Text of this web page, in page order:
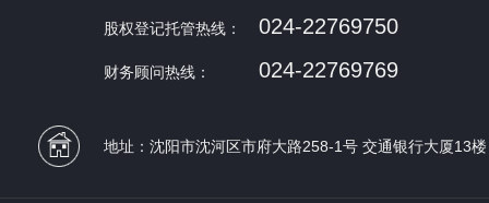
股权登记托管热线： 024-22769750
财务顾问热线： 024-22769769
地址：沈阳市沈河区市府大路258-1号 交通银行大厦13楼